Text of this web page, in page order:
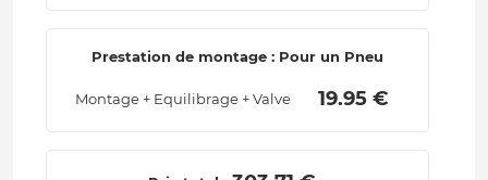
Prestation de montage : Pour un Pneu
Montage + Equilibrage + Valve 19.95 €